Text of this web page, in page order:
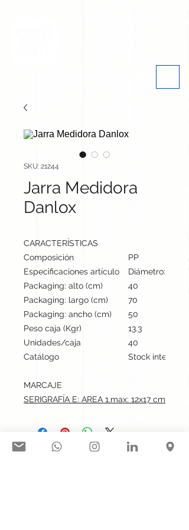
SKU: 21244
Jarra Medidora
Danlox
CARACTERÍSTICAS
Composición
PP
Especificaciones artículo
Diámetro: 17.7
Packaging: alto (cm)
40
Packaging: largo (cm)
70
Packaging: ancho (cm)
50
Peso caja (Kgr)
13.3
Unidades/caja
40
Catálogo
Stock
MARCAJE
SERIGRAFÍA E: AREA 1.max: 12x17 cm